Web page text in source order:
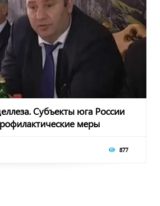
Субъекты юга России
меры
877